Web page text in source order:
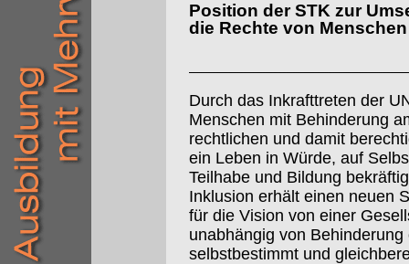
Position der STK zur
die Rechte von
Durch das Inkrafttreten der
Menschen mit Behinderung
rechtlichen und damit
ein Leben in Würde, auf
Teilhabe und Bildung
Inklusion erhält einen neuen
für die Vision von einer
unabhängig von
selbstbestimmt und